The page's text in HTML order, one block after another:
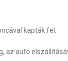
kapták fel.
az autó